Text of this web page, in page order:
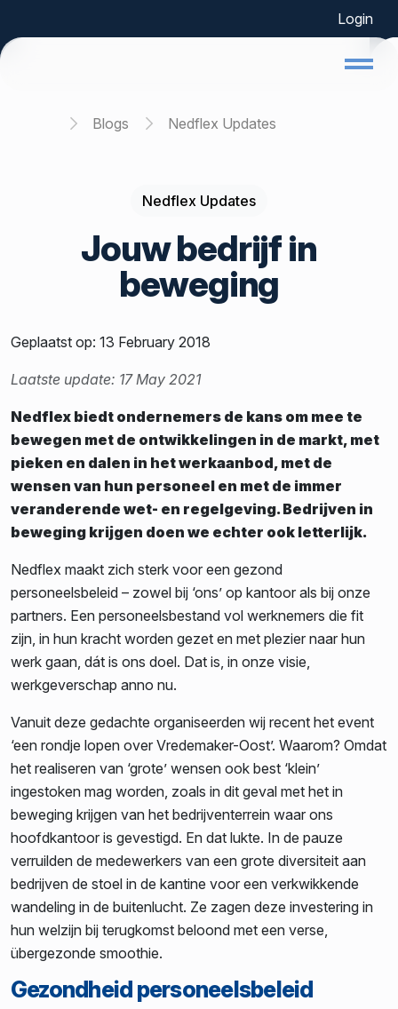
Login
Home Blogs Nedflex Updates
Nedflex Updates
Jouw bedrijf in
beweging
Geplaatst op: 13 February 2018
Laatste update: 17 May 2021
Nedflex biedt ondernemers de kans om mee te
bewegen met de ontwikkelingen in de markt, met
pieken en dalen in het werkaanbod, met de
wensen van hun personeel en met de immer
veranderende wet- en regelgeving. Bedrijven in
beweging krijgen doen we echter ook letterlijk.
Nedflex maakt zich sterk voor een gezond
personeelsbeleid – zowel bij ‘ons’ op kantoor als bij onze
partners. Een personeelsbestand vol werknemers die fit
zijn, in hun kracht worden gezet en met plezier naar hun
werk gaan, dát is ons doel. Dat is, in onze visie,
werkgeverschap anno nu.
Vanuit deze gedachte organiseerden wij recent het event
‘een rondje lopen over Vredemaker-Oost’. Waarom? Omdat
het realiseren van ‘grote’ wensen ook best ‘klein’
ingestoken mag worden, zoals in dit geval met het in
beweging krijgen van het bedrijventerrein waar ons
hoofdkantoor is gevestigd. En dat lukte. In de pauze
verruilden de medewerkers van een grote diversiteit aan
bedrijven de stoel in de kantine voor een verkwikkende
wandeling in de buitenlucht. Ze zagen deze investering in
hun welzijn bij terugkomst beloond met een verse,
übergezonde smoothie.
Gezondheid personeelsbeleid